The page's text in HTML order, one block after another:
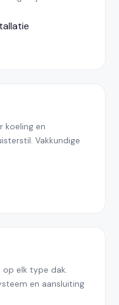
koeling en
Vakkundige
op elk type dak.
en aansluiting